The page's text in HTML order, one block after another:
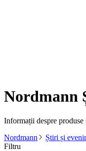
Nordmann
Informații despre
Nordmann
Știri și
Filtru